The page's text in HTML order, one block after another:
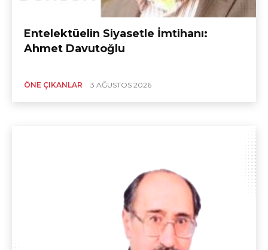
Entelektüelin Siyasetle İmtihanı:
Ahmet Davutoğlu
ÖNE ÇIKANLAR 3 AĞUSTOS 2026